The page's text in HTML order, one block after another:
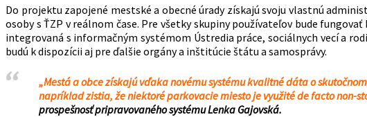
Do projektu zapojené mestské a obecné úrady získajú svoju vlastnú
osoby s ŤZP v reálnom čase. Pre všetky skupiny používateľov bude
integrovaná s informačným systémom Ústredia práce, sociálnych vecí a
budú k dispozícii aj pre ďalšie orgány a inštitúcie štátu a samosprávy.
„Mestá a obce získajú vďaka novému systému kvalitné dáta o
napríklad zistia, že niektoré parkovacie miesto je využité de facto non-
prospešnosť pripravovaného systému Lenka Gajovská.